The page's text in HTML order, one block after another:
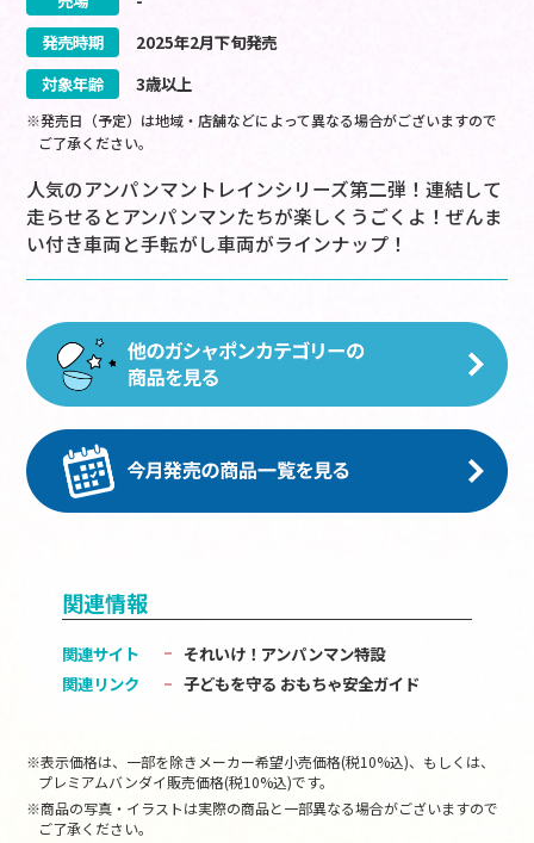
発売時期
2025年2月下旬発売
対象年齢
3歳以上
※発売日（予定）は地域・店舗などによって異なる場合がございますので
ご了承ください。
人気のアンパンマントレインシリーズ第二弾！連結して
走らせるとアンパンマンたちが楽しくうごくよ！ぜんま
い付き車両と手転がし車両がラインナップ！
関連情報
関連サイト
それいけ！アンパンマン特設
関連リンク
子どもを守る おもちゃ安全ガイド
※表示価格は、一部を除きメーカー希望小売価格(税10%込)、もしくは、
プレミアムバンダイ販売価格(税10%込)です。
※商品の写真・イラストは実際の商品と一部異なる場合がございますので
ご了承ください。